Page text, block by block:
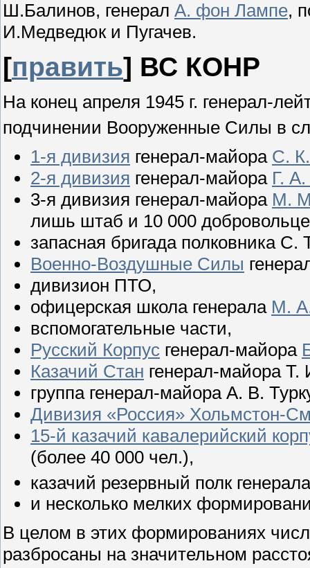
Ш.Балинов, генерал А. фон Лампе,
И.Медведюк и Пугачев.
[править] ВС КОНР
На конец апреля 1945 г. генерал-
подчинении Вооруженные Силы в
1-я дивизия генерал-майора С.
2-я дивизия генерал-майора Г.
3-я дивизия генерал-майора М.
лишь штаб и 10 000
запасная бригада полковника
Военно-Воздушные Силы
дивизион ПТО,
офицерская школа генерала М.
вспомогательные части,
Русский Корпус генерал-майора
Казачий Стан генерал-майора
группа генерал-майора А. В.
Дивизия «Россия» Хольмстон-
15-й казачий кавалерийский
(более 40 000 чел.),
казачий резервный полк
и несколько мелких
В целом в этих формированиях
разбросаны на значительном